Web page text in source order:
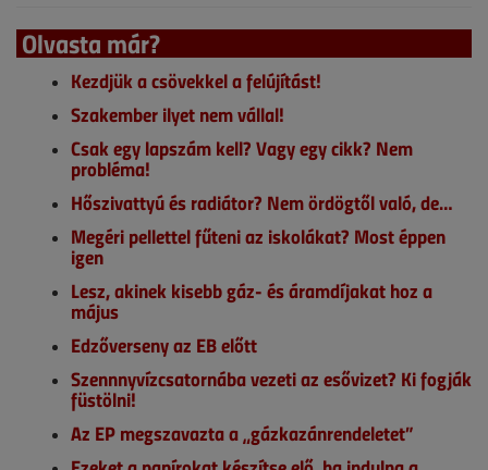
Olvasta már?
Kezdjük a csövekkel a felújítást!
Szakember ilyet nem vállal!
Csak egy lapszám kell? Vagy egy cikk? Nem
probléma!
Hőszivattyú és radiátor? Nem ördögtől való, de…
Megéri pellettel fűteni az iskolákat? Most éppen
igen
Lesz, akinek kisebb gáz- és áramdíjakat hoz a
május
Edzőverseny az EB előtt
Szennnyvízcsatornába vezeti az esővizet? Ki fogják
füstölni!
Az EP megszavazta a „gázkazánrendeletet”